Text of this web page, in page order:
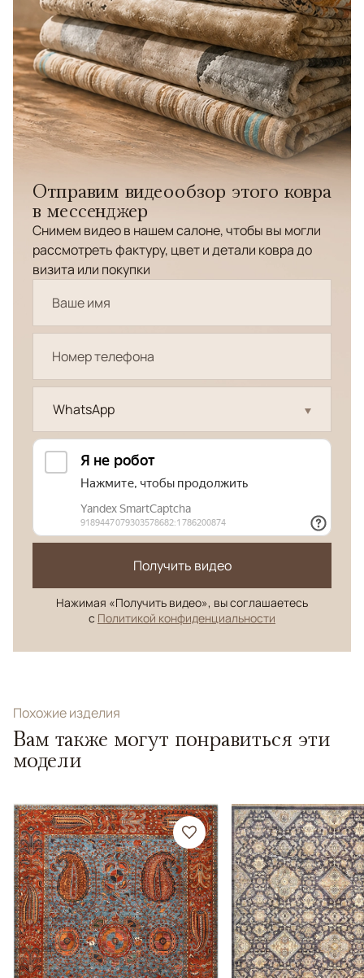
Отправим видеообзор этого ковра
в мессенджер
Снимем видео в нашем салоне, чтобы вы могли
рассмотреть фактуру, цвет и детали ковра до
визита или покупки
WhatsApp
Получить видео
Нажимая «Получить видео», вы соглашаетесь
с Политикой конфиденциальности
Похожие изделия
Вам также могут понравиться эти
модели